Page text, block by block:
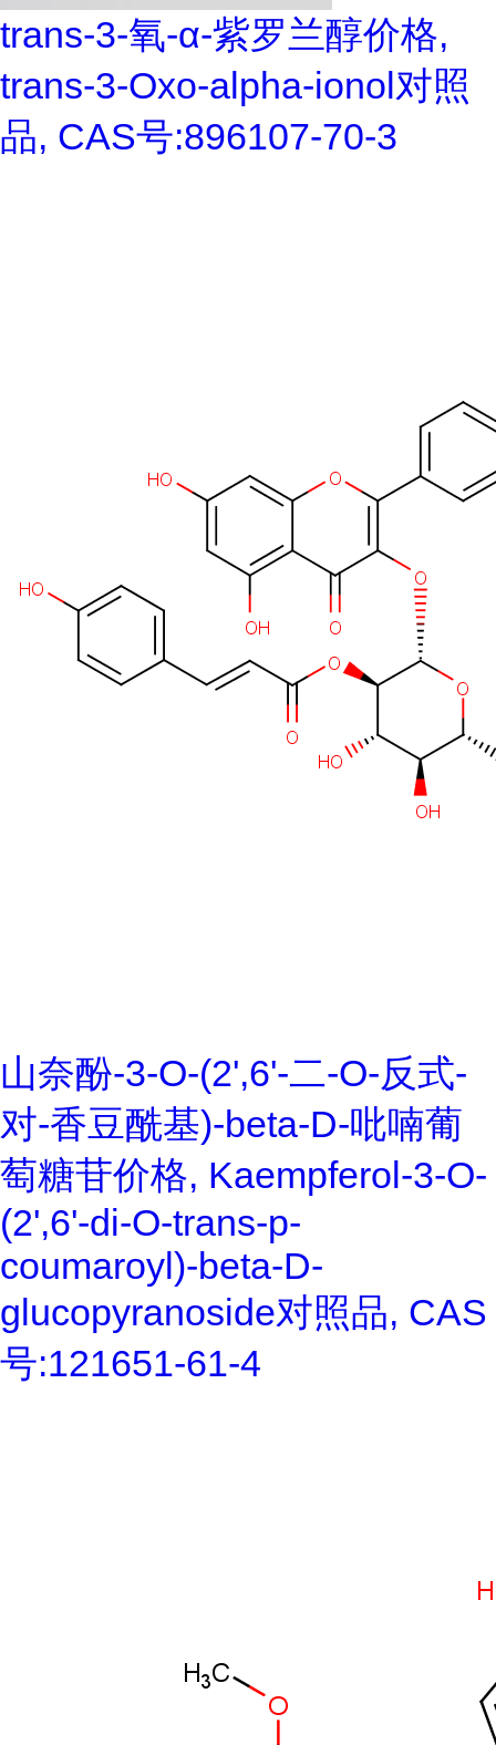
trans-3-氧-α-紫罗兰醇价格,
trans-3-Oxo-alpha-ionol对照
品, CAS号:896107-70-3
山奈酚-3-O-(2',6'-二-O-反式-
对-香豆酰基)-beta-D-吡喃葡
萄糖苷价格, Kaempferol-3-O-
(2',6'-di-O-trans-p-
coumaroyl)-beta-D-
glucopyranoside对照品, CAS
号:121651-61-4